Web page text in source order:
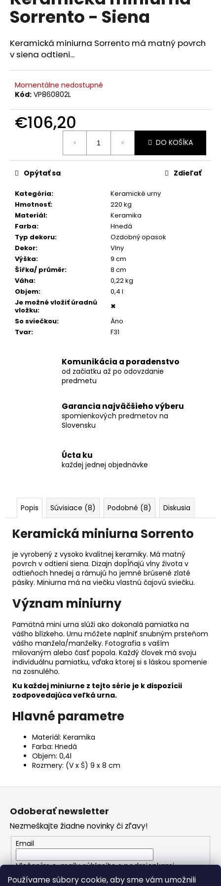
Používame súbory cookie, aby sme vám umožnili
0,0
z
hviezdičiek.
Sorrento - Siena
Keramická miniurna Sorrento má matný povrch
v siena odtieni...
Momentálne nedostupné
Kód: VP860802L
€106,20
DO KOŠÍKA
Kategória:
Keramické urny
Hmotnosť:
220 kg
Materiál:
Keramika
Farba:
Hnedá
Typ dekoru:
Ozdobný opasok
Dekor:
Vlny
Výška:
9 cm
Šířka/ průměr:
8 cm
Váha:
0,22 kg
Objem:
0,4 l
Je možné vložiť úradnú
vložku:
✖
So sviečkou:
Áno
Tvar: F31
Opýtať sa Zdieľať
Komunikácia a poradenstvo
od začiatku až po odovzdanie
predmetu
Garancia najväčšieho výberu
spomienkových predmetov na
Slovensku
Úcta ku
každej jednej objednávke
Popis Súvisiace (8) Podobné (8) Diskusia
Keramická miniurna Sorrento
je vyrobený z vysoko kvalitnej keramiky. Má matný
povrch v odtieni siena. Dizajn dopĺňajú vlny života v
odtieňoch hnedej a rámujú ho jemné brúsené zlaté
pásiky. Miniurna má na viečku vlastnú čajovú sviečku.
Význam miniurny
Pamätná mini urna slúži ako dokonalá pamiatka na
vášho blízkeho. Urnu môžete naplniť snubným prsteňom
vášho manžela/manželky. Fotografia s vaším
milovaným alebo časť popola. Každý človek má svoju
individuálnu pamiatku, vďaka ktorej si s láskou spomenie
na zosnulého.
Ku každej miniurne z tejto série je k dispozícii
zodpovedajúca veľká urna.
Hlavné parametre
Materiál: Keramika
Farba: Hnedá
Objem: 0,4l
Rozmery: (V x Š) 9 x 8 cm
á
j
s
ť
O
d
p
o
ú
č
a
m
e
BIOURNA
10
€147
e
Odoberať newsletter
Nezmeškajte žiadne novinky či zľavy!
Email
Vložením e-mailu súhlasíte spodmienkami
ochrany osobných údajov